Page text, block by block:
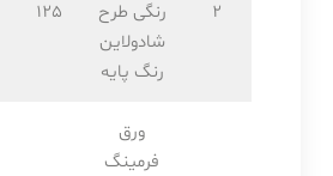
2
رنگی طرح
شادولاین
رنگ پایه
125
ورق
فرمینگ